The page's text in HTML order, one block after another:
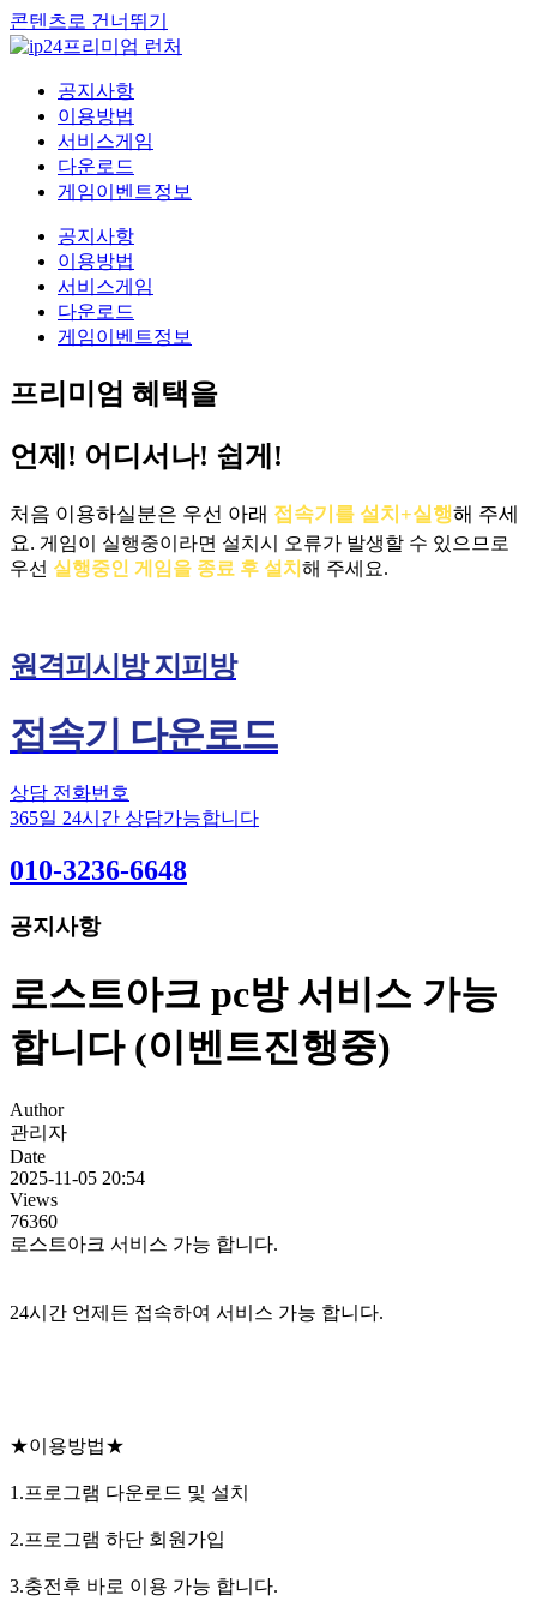
콘텐츠로 건너뛰기
공지사항
이용방법
서비스게임
다운로드
게임이벤트정보
공지사항
이용방법
서비스게임
다운로드
게임이벤트정보
프리미엄 혜택을
언제! 어디서나! 쉽게!
처음 이용하실분은 우선 아래 접속기를 설치+실행해 주세
요. 게임이 실행중이라면 설치시 오류가 발생할 수 있으므로
우선 실행중인 게임을 종료 후 설치 해 주세요.
원격피시방 지피방
접속기 다운로드
상담 전화번호
365일 24시간 상담가능합니다
010-3236-6648
공지사항
로스트아크 pc방 서비스 가능
합니다 (이벤트진행중)
Author
관리자
Date
2025-11-05 20:54
Views
76360
로스트아크 서비스 가능 합니다.
24시간 언제든 접속하여 서비스 가능 합니다.
★이용방법★
1.프로그램 다운로드 및 설치
2.프로그램 하단 회원가입
3.충전후 바로 이용 가능 합니다.